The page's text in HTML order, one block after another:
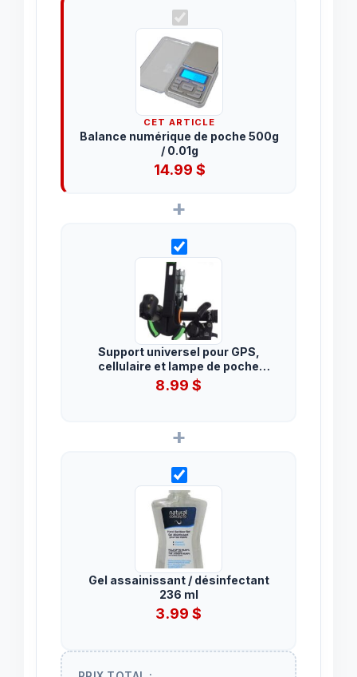
CET ARTICLE
Balance numérique de poche 500g
/ 0.01g
14.99 $
+
Support universel pour GPS,
cellulaire et lampe de poche
s’aggripant à une poignée de vélo.
8.99 $
+
Gel assainissant / désinfectant
236 ml
3.99 $